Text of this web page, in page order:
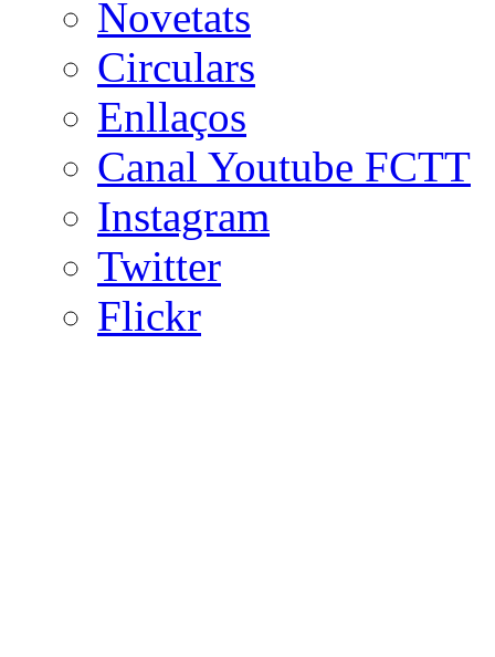
Novetats
Circulars
Enllaços
Canal Youtube FCTT
Instagram
Twitter
Flickr